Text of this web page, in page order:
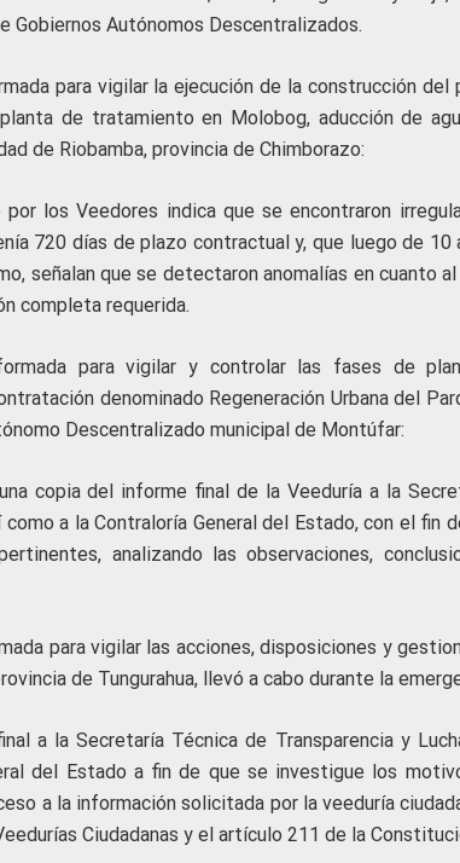
Gobiernos Autónomos Descentralizados.
para vigilar la ejecución de la construcción
planta de tratamiento en Molobog, aducción de
de Riobamba, provincia de Chimborazo:
los Veedores indica que se encontraron
720 días de plazo contractual y, que luego de 10
señalan que se detectaron anomalías en cuanto
completa requerida.
para vigilar y controlar las fases de
denominado Regeneración Urbana del
Descentralizado municipal de Montúfar:
copia del informe final de la Veeduría a la
como a la Contraloría General del Estado, con el fin
analizando las observaciones,
para vigilar las acciones, disposiciones y
de Tungurahua, llevó a cabo durante la
a la Secretaría Técnica de Transparencia y
del Estado a fin de que se investigue los
a la información solicitada por la veeduría
Ciudadanas y el artículo 211 de la